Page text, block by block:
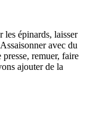
les épinards, laisser
avec du
remuer, faire
ajouter de la